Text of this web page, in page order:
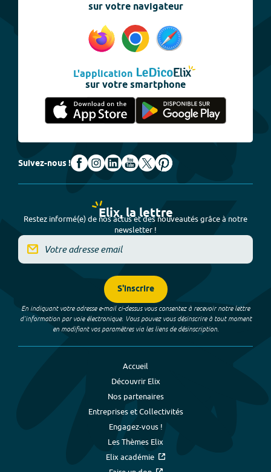
sur votre navigateur
L'application
sur votre smartphone
Suivez-nous !
Elix, la lettre
Restez informé(e) de nos actus et des nouveautés grâce à notre
newsletter !
S'inscrire
En indiquant votre adresse e-mail ci-dessus vous consentez à recevoir notre lettre
d’information par voie électronique. Vous pouvez vous désinscrire à tout moment
en modifiant vos paramètres via les liens de désinscription.
Accueil
Découvrir Elix
Nos partenaires
Entreprises et Collectivités
Engagez-vous !
Les Thèmes Elix
Elix académie